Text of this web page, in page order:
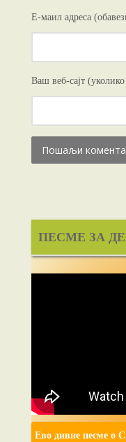
Е-маил адреса
Ваш веб-сајт
ПЕСМЕ ЗА
Ево дивне песме о